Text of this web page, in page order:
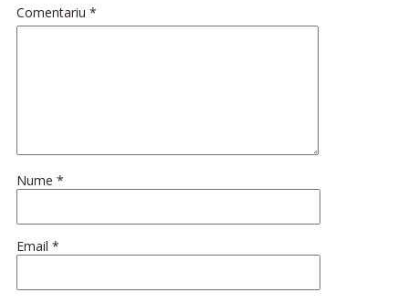
Comentariu *
Nume *
Email *